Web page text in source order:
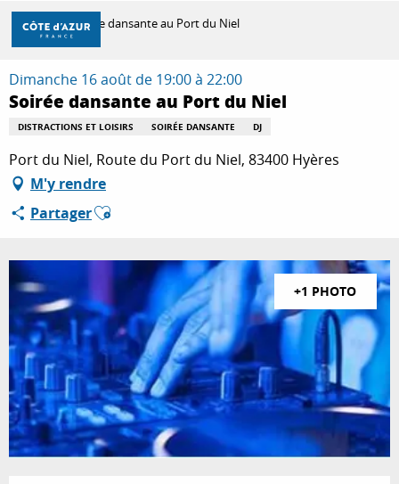
Aller
contenu
principal
DÉCOUVRIR
À FAIRE
SÉJOURNER
Accueil Soirée dansante au Port du Niel
Dimanche 16 août de 19:00 à 22:00
Soirée dansante au Port du Niel
DISTRACTIONS ET LOISIRS SOIRÉE DANSANTE DJ
Port du Niel, Route du Port du Niel, 83400 Hyères
M'y rendre
PartagerAjouter aux favoris
+1 PHOTO